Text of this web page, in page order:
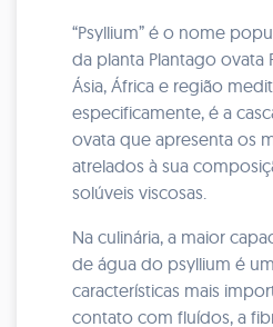
“Psyllium” é o nome
da planta Plantago ovata
Ásia, África e região
especificamente, é a
ovata que apresenta os
atrelados à sua
solúveis viscosas.
Na culinária, a maior
de água do psyllium é
características mais
contato com fluídos, a